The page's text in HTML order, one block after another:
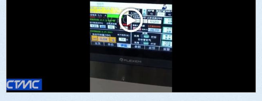
Длина заготовки: 400-1500 мм
Станок проходного типа
Узлы: 4 пилы, 2 фрезы